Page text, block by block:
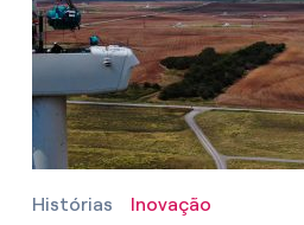
Histórias
Inovação